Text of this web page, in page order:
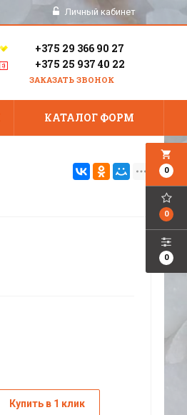
Личный кабинет
+375 29 366 90 27
+375 25 937 40 22
ЗАКАЗАТЬ ЗВОНОК
КАТАЛОГ ФОРМ
local_grocery_store
0
0
0
Купить в 1 клик